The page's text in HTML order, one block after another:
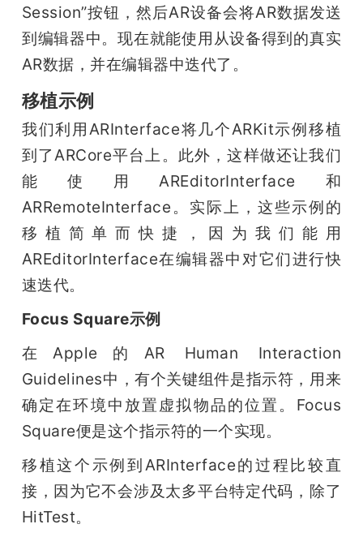
Session”按钮，然后AR设备会将AR数据发送
到编辑器中。现在就能使用从设备得到的真实
AR数据，并在编辑器中迭代了。
移植示例
我们利用ARInterface将几个ARKit示例移植
到了ARCore平台上。此外，这样做还让我们
能使用AREditorInterface和
ARRemoteInterface。实际上，这些示例的
移植简单而快捷，因为我们能用
AREditorInterface在编辑器中对它们进行快
速迭代。
Focus Square示例
在Apple的AR Human Interaction
Guidelines中，有个关键组件是指示符，用来
确定在环境中放置虚拟物品的位置。Focus
Square便是这个指示符的一个实现。
移植这个示例到ARInterface的过程比较直
接，因为它不会涉及太多平台特定代码，除了
HitTest。